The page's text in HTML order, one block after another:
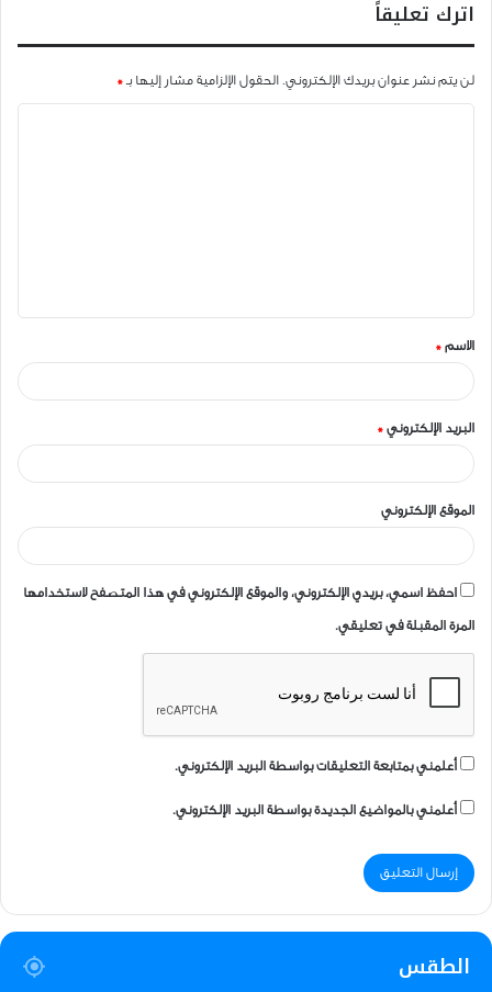
اترك تعليقاً
لن يتم نشر عنوان بريدك الإلكتروني. الحقول الإلزامية مشار إليها بـ*
ق
*الاسم *
البريد الإلكتروني *
الموقع الإلكتروني
احفظ اسمي، بريدي الإلكتروني، والموقع الإلكتروني في هذا المتصفح لاستخدامها
المرة المقبلة في تعليقي.
أعلمني بمتابعة التعليقات بواسطة البريد الإلكتروني.
أعلمني بالمواضيع الجديدة بواسطة البريد الإلكتروني.
الطقس